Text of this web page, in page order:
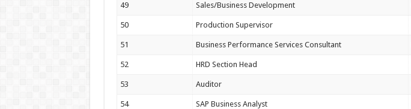
49 Sales/Business Development
50 Production Supervisor
51 Business Performance Services Consultant
52 HRD Section Head
53 Auditor
54 SAP Business Analyst